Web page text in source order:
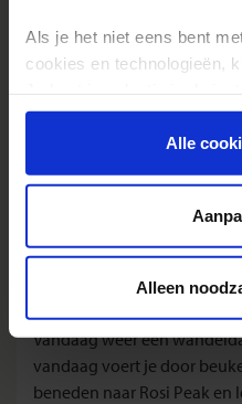
Als je het niet eens bent
cookies en technologieën,
onder aan de pagina op
toekomst wijzigen.Alle
Alleen
Hoe vér kun je
.
Dag 5: Valbona / hike
Vandaag weer een
vandaag voert je door
beneden naar Rosi Peak en